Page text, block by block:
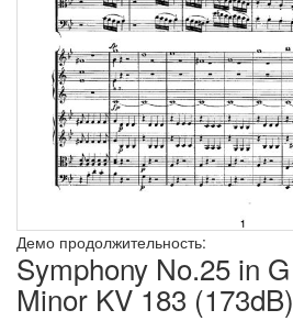
Демо продолжительность:
Symphony No.25 in G
Minor KV 183 (173dB)